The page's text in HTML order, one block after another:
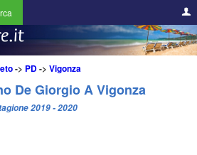
-> PD-> Vigonza
De Giorgio A Vigonza
2019 - 2020